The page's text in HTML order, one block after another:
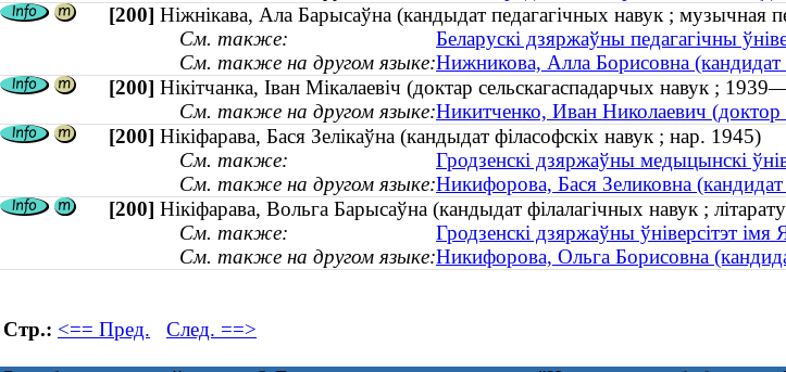
[200] Ніжнікава, Ала Барысаўна (кандыдат педагагічных навук ; музычная
См. также:
Беларускі дзяржаўны педагагічны
См. также на другом языке:Нижникова, Алла Борисовна (кандидат
[200] Нікітчанка, Іван Мікалаевіч (доктар сельскагаспадарчых навук ;
См. также на другом языке:Никитченко, Иван Николаевич
[200] Нікіфарава, Бася Зелікаўна (кандыдат філасофскіх навук ; нар. 1945)
См. также:
Гродзенскі дзяржаўны медыцынскі
См. также на другом языке:Никифорова, Бася Зеликовна
[200] Нікіфарава, Вольга Барысаўна (кандыдат філалагічных навук ;
См. также:
Гродзенскі дзяржаўны ўніверсітэт
См. также на другом языке:Никифорова, Ольга Борисовна
Стр.: <== Пред. След. ==>